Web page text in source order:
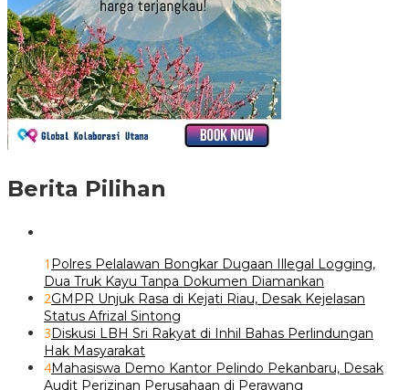
Berita Pilihan
1 Polres Pelalawan Bongkar Dugaan Illegal Logging,
Dua Truk Kayu Tanpa Dokumen Diamankan
2GMPR Unjuk Rasa di Kejati Riau, Desak Kejelasan
Status Afrizal Sintong
3Diskusi LBH Sri Rakyat di Inhil Bahas Perlindungan
Hak Masyarakat
4Mahasiswa Demo Kantor Pelindo Pekanbaru, Desak
Audit Perizinan Perusahaan di Perawang